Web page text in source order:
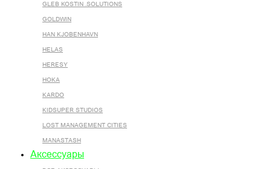
GLEB KOSTIN .SOLUTIONS
GOLDWIN
HAN KJOBENHAVN
HELAS
HERESY
HOKA
KARDO
KIDSUPER STUDIOS
LOST MANAGEMENT CITIES
MANASTASH
Аксессуары